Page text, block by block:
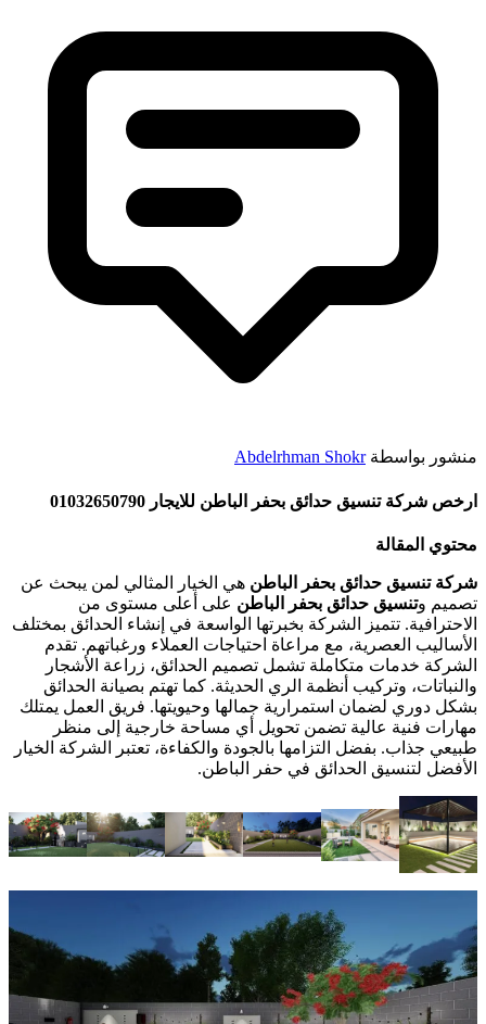
منشور بواسطةAbdelrhman Shokr
ارخص شركة تنسيق حدائق بحفر الباطن للايجار 01032650790
محتوي المقالة
شركة تنسيق حدائق بحفر الباطن هي الخيار المثالي لمن يبحث عن
تصميم وتنسيق حدائق بحفر الباطن على أعلى مستوى من
الاحترافية. تتميز الشركة بخبرتها الواسعة في إنشاء الحدائق بمختلف
الأساليب العصرية، مع مراعاة احتياجات العملاء ورغباتهم. تقدم
الشركة خدمات متكاملة تشمل تصميم الحدائق، زراعة الأشجار
والنباتات، وتركيب أنظمة الري الحديثة. كما تهتم بصيانة الحدائق
بشكل دوري لضمان استمرارية جمالها وحيويتها. فريق العمل يمتلك
مهارات فنية عالية تضمن تحويل أي مساحة خارجية إلى منظر
طبيعي جذاب. بفضل التزامها بالجودة والكفاءة، تعتبر الشركة الخيار
الأفضل لتنسيق الحدائق في حفر الباطن.